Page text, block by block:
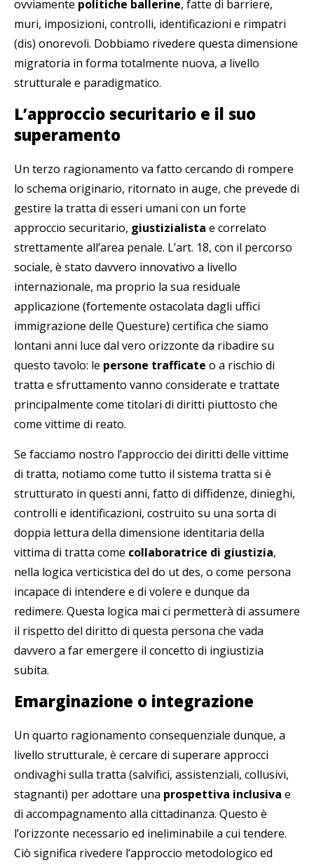
ovviamente politiche ballerine, fatte di barriere,
muri, imposizioni, controlli, identificazioni e rimpatri
(dis) onorevoli. Dobbiamo rivedere questa dimensione
migratoria in forma totalmente nuova, a livello
strutturale e paradigmatico.
L’approccio securitario e il suo
superamento
Un terzo ragionamento va fatto cercando di rompere
lo schema originario, ritornato in auge, che prevede di
gestire la tratta di esseri umani con un forte
approccio securitario, giustizialista e correlato
strettamente all’area penale. L’art. 18, con il percorso
sociale, è stato davvero innovativo a livello
internazionale, ma proprio la sua residuale
applicazione (fortemente ostacolata dagli uffici
immigrazione delle Questure) certifica che siamo
lontani anni luce dal vero orizzonte da ribadire su
questo tavolo: le persone trafficate o a rischio di
tratta e sfruttamento vanno considerate e trattate
principalmente come titolari di diritti piuttosto che
come vittime di reato.
Se facciamo nostro l’approccio dei diritti delle vittime
di tratta, notiamo come tutto il sistema tratta si è
strutturato in questi anni, fatto di diffidenze, dinieghi,
controlli e identificazioni, costruito su una sorta di
doppia lettura della dimensione identitaria della
vittima di tratta come collaboratrice di giustizia,
nella logica verticistica del do ut des, o come persona
incapace di intendere e di volere e dunque da
redimere. Questa logica mai ci permetterà di assumere
il rispetto del diritto di questa persona che vada
davvero a far emergere il concetto di ingiustizia
subita.
Emarginazione o integrazione
Un quarto ragionamento consequenziale dunque, a
livello strutturale, è cercare di superare approcci
ondivaghi sulla tratta (salvifici, assistenziali, collusivi,
stagnanti) per adottare una prospettiva inclusiva e
di accompagnamento alla cittadinanza. Questo è
l’orizzonte necessario ed ineliminabile a cui tendere.
Ciò significa rivedere l’approccio metodologico ed